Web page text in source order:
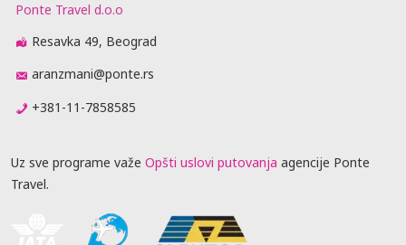
Ponte Travel d.o.o
Resavka 49, Beograd
aranzmani@ponte.rs
+381-11-7858585
Uz sve programe važe Opšti uslovi putovanja agencije Ponte
Travel.